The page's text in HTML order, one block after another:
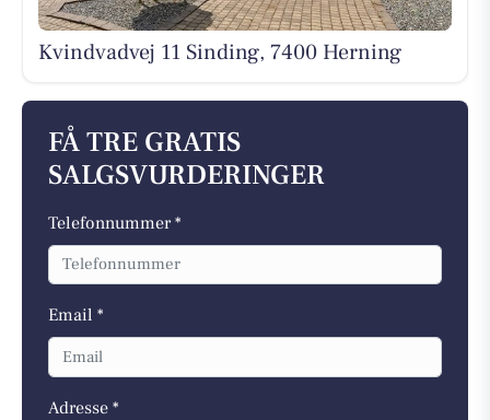
Kvindvadvej 11 Sinding, 7400 Herning
FÅ TRE GRATIS
SALGSVURDERINGER
Telefonnummer *
Email *
Adresse *